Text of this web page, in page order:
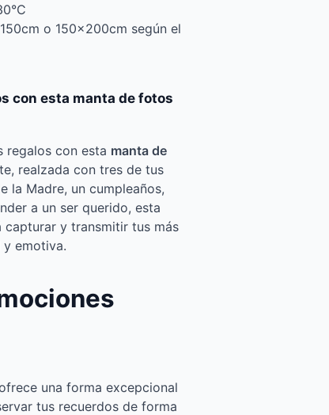
o 150x200cm según el
con esta manta de fotos
regalos con esta manta de
realzada con tres de tus
la Madre, un cumpleaños,
a un ser querido, esta
y transmitir tus más
y emotiva.
una forma excepcional
tus recuerdos de forma